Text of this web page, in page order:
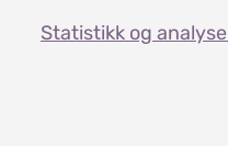
Statistikk og analyse